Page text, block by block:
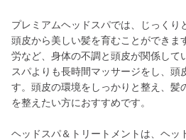
プレミアムヘッドスパでは、じっくり
頭皮から美しい髪を育むことができま
労など、身体の不調と頭皮が関係して
スパよりも長時間マッサージをし、頭
す。頭皮の環境をしっかりと整え、髪
を整えたい方におすすめです。
ヘッドスパ＆トリートメントは、ヘッ